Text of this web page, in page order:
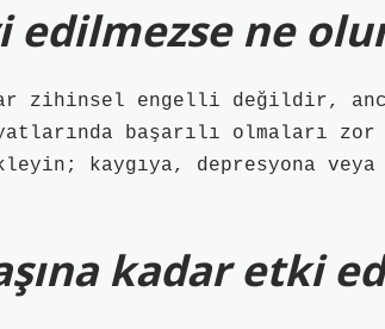
ne
zihinsel engelli değildir,
başarılı olmaları
kaygıya, depresyona veya
kadar etki